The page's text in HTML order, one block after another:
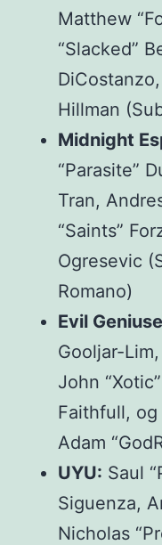
Matthew
“Slacked”
Hillman
Midnight
“Parasite”
Tran,
“Saints”
Ogresevic
Romano)
Evil
Gooljar-
John
Faithfull, og
Adam
UYU: Saul
Siguenza,
Nicholas